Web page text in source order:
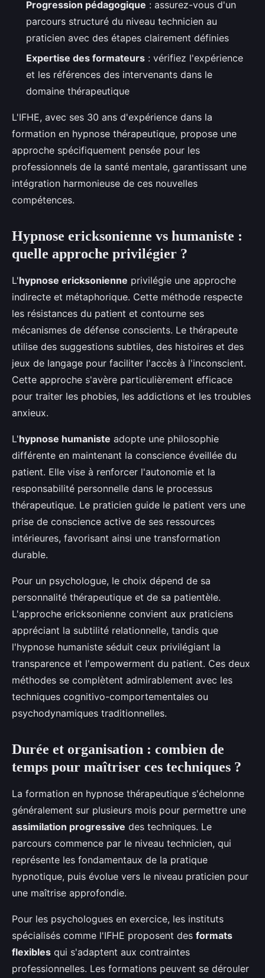
Progression pédagogique : assurez-vous d'un
parcours structuré du niveau technicien au
praticien avec des étapes clairement définies
Expertise des formateurs : vérifiez l'expérience
et les références des intervenants dans le
domaine thérapeutique
L'IFHE, avec ses 30 ans d'expérience dans la
formation en hypnose thérapeutique, propose une
approche spécifiquement pensée pour les
professionnels de la santé mentale, garantissant une
intégration harmonieuse de ces nouvelles
compétences.
Hypnose ericksonienne vs humaniste :
quelle approche privilégier ?
L'hypnose ericksonienne privilégie une approche
indirecte et métaphorique. Cette méthode respecte
les résistances du patient et contourne ses
mécanismes de défense conscients. Le thérapeute
utilise des suggestions subtiles, des histoires et des
jeux de langage pour faciliter l'accès à l'inconscient.
Cette approche s'avère particulièrement efficace
pour traiter les phobies, les addictions et les troubles
anxieux.
L'hypnose humaniste adopte une philosophie
différente en maintenant la conscience éveillée du
patient. Elle vise à renforcer l'autonomie et la
responsabilité personnelle dans le processus
thérapeutique. Le praticien guide le patient vers une
prise de conscience active de ses ressources
intérieures, favorisant ainsi une transformation
durable.
Pour un psychologue, le choix dépend de sa
personnalité thérapeutique et de sa patientèle.
L'approche ericksonienne convient aux praticiens
appréciant la subtilité relationnelle, tandis que
l'hypnose humaniste séduit ceux privilégiant la
transparence et l'empowerment du patient. Ces deux
méthodes se complètent admirablement avec les
techniques cognitivo-comportementales ou
psychodynamiques traditionnelles.
Durée et organisation : combien de
temps pour maîtriser ces techniques ?
La formation en hypnose thérapeutique s'échelonne
généralement sur plusieurs mois pour permettre une
assimilation progressive des techniques. Le
parcours commence par le niveau technicien, qui
représente les fondamentaux de la pratique
hypnotique, puis évolue vers le niveau praticien pour
une maîtrise approfondie.
Pour les psychologues en exercice, les instituts
spécialisés comme l'IFHE proposent des formats
flexibles qui s'adaptent aux contraintes
professionnelles. Les formations peuvent se dérouler